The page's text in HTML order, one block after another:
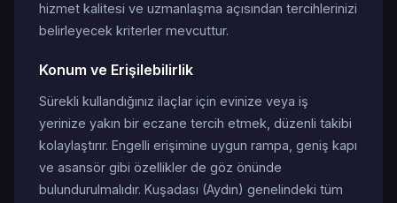
hizmet kalitesi ve uzmanlaşma açısından tercihlerinizi
belirleyecek kriterler mevcuttur.
Konum ve Erişilebilirlik
Sürekli kullandığınız ilaçlar için evinize veya iş
yerinize yakın bir eczane tercih etmek, düzenli takibi
kolaylaştırır. Engelli erişimine uygun rampa, geniş kapı
ve asansör gibi özellikler de göz önünde
bulundurulmalıdır. Kuşadası (Aydın) genelindeki tüm